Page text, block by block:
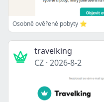
Osobně ověřené pobyty ⭐
travelking
CZ · 2026-8-2